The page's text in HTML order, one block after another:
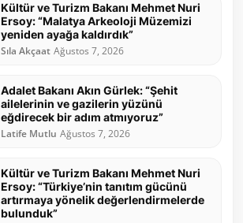
Kültür ve Turizm Bakanı Mehmet Nuri
Ersoy: “Malatya Arkeoloji Müzemizi
yeniden ayağa kaldırdık”
Sıla Akçaat Ağustos 7, 2026
Adalet Bakanı Akın Gürlek: “Şehit
ailelerinin ve gazilerin yüzünü
eğdirecek bir adım atmıyoruz”
Latife Mutlu Ağustos 7, 2026
Kültür ve Turizm Bakanı Mehmet Nuri
Ersoy: “Türkiye’nin tanıtım gücünü
artırmaya yönelik değerlendirmelerde
bulunduk”